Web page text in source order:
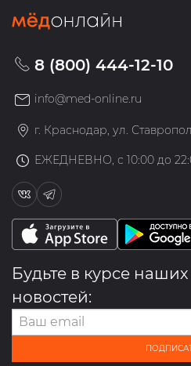
8 (800) 444-12-10
info@med-online.ru
г. Краснодар, ул.
ЕЖЕДНЕВНО, с 10:00 до
Будьте в курсе
новостей: